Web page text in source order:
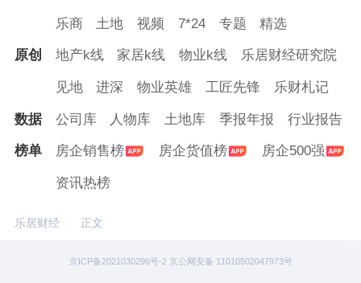
乐商 土地 视频 7*24 专题 精选
原创 地产k线 家居k线 物业k线 乐居财经研究院
见地 进深 物业英雄 工匠先锋 乐财札记
数据 公司库 人物库 土地库 季报年报 行业报告
榜单 房企销售榜 房企货值榜 房企500强
资讯热榜
乐居财经 正文
京ICP备2021030296号-2 京公网安备 11010502047973号